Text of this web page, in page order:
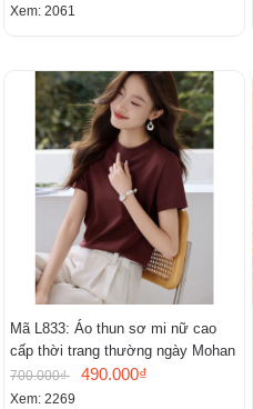
lịch.
Xem: 2061
Mã L833: Áo thun sơ mi nữ cao
cấp thời trang thường ngày Mohan
700.000₫ 490.000₫
Xem: 2269